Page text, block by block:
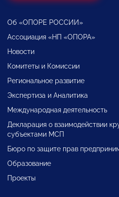
Об «ОПОРЕ РОССИИ»
Ассоциация «НП «ОПОРА»
Новости
Комитеты и Комиссии
Региональное развитие
Экспертиза и Аналитика
Международная деятельность
Декларация о взаимодействии
субъектами МСП
Бюро по защите прав
Образование
Проекты